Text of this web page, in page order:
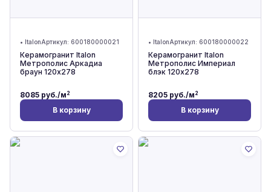
• ItalonАртикул: 600180000021
Керамогранит Italon
Метрополис Аркадиа
браун 120x278
8085 руб./м2
В корзину
• ItalonАртикул: 600180000022
Керамогранит Italon
Метрополис Империал
блэк 120x278
8205 руб./м2
В корзину